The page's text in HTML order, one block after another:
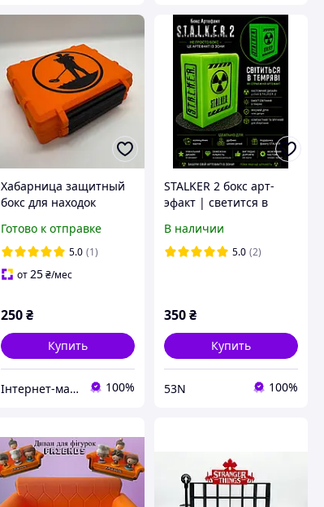
Хабарница защитный
бокс для находок
оранжевый кейс-
коробка для копа (3D-
печать)
Готово к отправке
5.0 (1)
от25 ₴/мес
250 ₴
Купить
Інтернет-магазин "Marti" 100%
STALKER 2 бокс арт-
эфакт | светится в
для карт | кастом
альманах
В наличии
5.0 (2)
350₴
Купить
53N 100%